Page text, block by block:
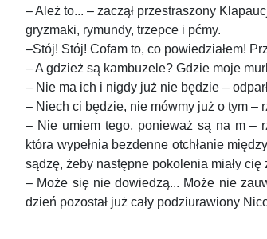
– Ależ to... – zaczął przestraszony
gryzmaki, rymundy, trzepce i pćmy.
–Stój! Stój! Cofam to, co powiedziałem!
– A gdzież są kambuzele? Gdzie moje
– Nie ma ich i nigdy już nie będzie –
– Niech ci będzie, nie mówmy już o tym –
– Nie umiem tego, ponieważ są na m –
która wypełnia bezdenne otchłanie
sądzę, żeby następne pokolenia miały cię
– Może się nie dowiedzą... Może nie
dzień pozostał już cały podziurawiony